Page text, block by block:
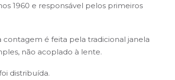
1960 e responsável pelos primeiros
contagem é feita pela tradicional janela
não acoplado à lente.
distribuída.